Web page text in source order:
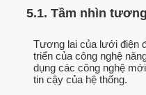
5.1. Tầm nhìn
Tương lai của lưới điện
triển của công nghệ
dụng các công nghệ
tin cậy của hệ thống.